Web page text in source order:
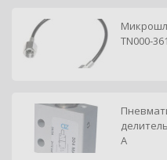
TN000-
A